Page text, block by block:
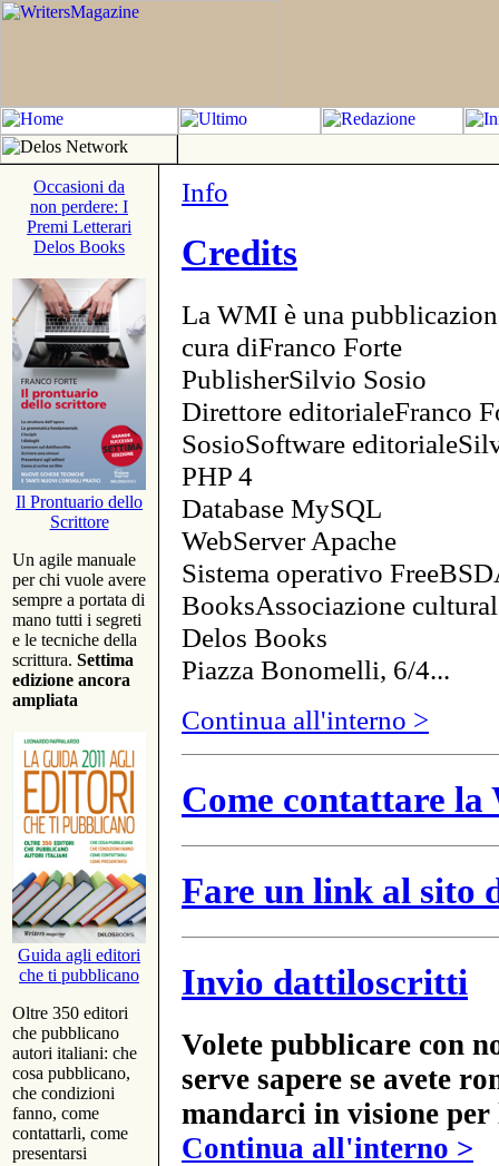
Occasioni da
non perdere: I
Premi Letterari
Delos Books
Il Prontuario dello
Scrittore
Un agile manuale
per chi vuole avere
sempre a portata di
mano tutti i segreti
e le tecniche della
scrittura. Settima
edizione ancora
ampliata
Guida agli editori
che ti pubblicano
Oltre 350 editori
che pubblicano
autori italiani: che
cosa pubblicano,
che condizioni
fanno, come
contattarli, come
presentarsi
Info
Credits
La WMI è una
cura diFranco Forte
PublisherSilvio Sosio
Direttore editorialeFranco
SosioSoftware
PHP 4
Database MySQL
WebServer Apache
Sistema operativo
BooksAssociazione
Delos Books
Piazza Bonomelli, 6/4...
Continua all'interno >
Come contattare
Fare un link al sito
Invio dattiloscritti
Volete pubblicare con
serve sapere se avete
mandarci in visione
Continua all'interno >